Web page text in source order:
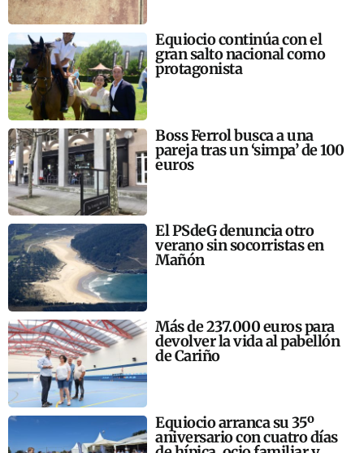
Equiocio continúa con el
gran salto nacional como
protagonista
Boss Ferrol busca a una
pareja tras un ‘simpa’ de 100
euros
El PSdeG denuncia otro
verano sin socorristas en
Mañón
Más de 237.000 euros para
devolver la vida al pabellón
de Cariño
Equiocio arranca su 35º
aniversario con cuatro días